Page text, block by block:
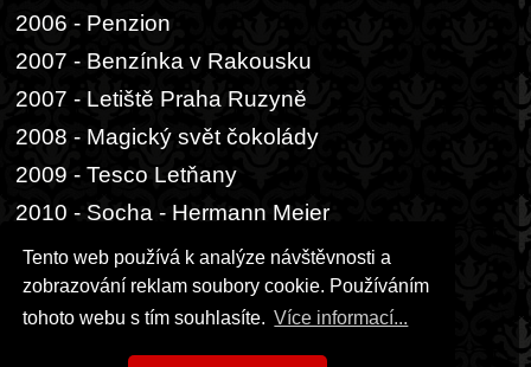
Tento web používá k analýze návštěvnosti a
zobrazování reklam soubory cookie. Používáním
tohoto webu s tím souhlasíte. Více informací...
2006 - Penzion
2007 - Benzínka v Rakousku
2007 - Letiště Praha Ruzyně
2008 - Magický svět čokolády
2009 - Tesco Letňany
2010 - Socha - Hermann Meier
2014 - Buenos Aires, přístav
17 - Ostatní